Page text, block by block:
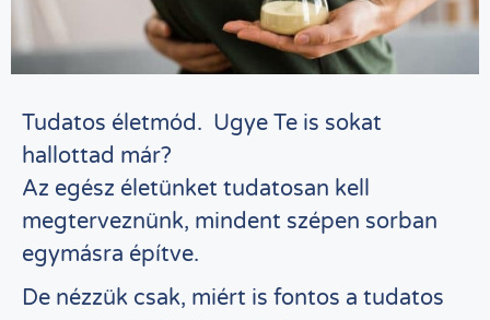
Tudatos életmód. Ugye Te is sokat
hallottad már?
Az egész életünket tudatosan kell
megterveznünk, mindent szépen sorban
egymásra építve.
De nézzük csak, miért is fontos a tudatos